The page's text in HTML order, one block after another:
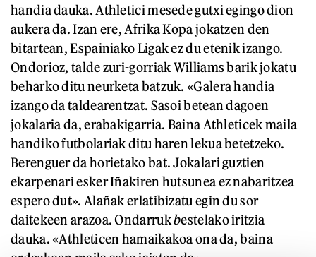
handia dauka. Athletici mesede gutxi egingo dion
aukera da. Izan ere, Afrika Kopa jokatzen den
bitartean, Espainiako Ligak ez du etenik izango.
Ondorioz, talde zuri-gorriak Williams barik jokatu
beharko ditu neurketa batzuk. «Galera handia
izango da taldearentzat. Sasoi betean dagoen
jokalaria da, erabakigarria. Baina Athleticek maila
handiko futbolariak ditu haren lekua betetzeko.
Berenguer da horietako bat. Jokalari guztien
ekarpenari esker Iñakiren hutsunea ez nabaritzea
espero dut». Alañak erlatibizatu egin du sor
daitekeen arazoa. Ondarrukbestelako iritzia
dauka. «Athleticen hamaikakoa ona da, baina